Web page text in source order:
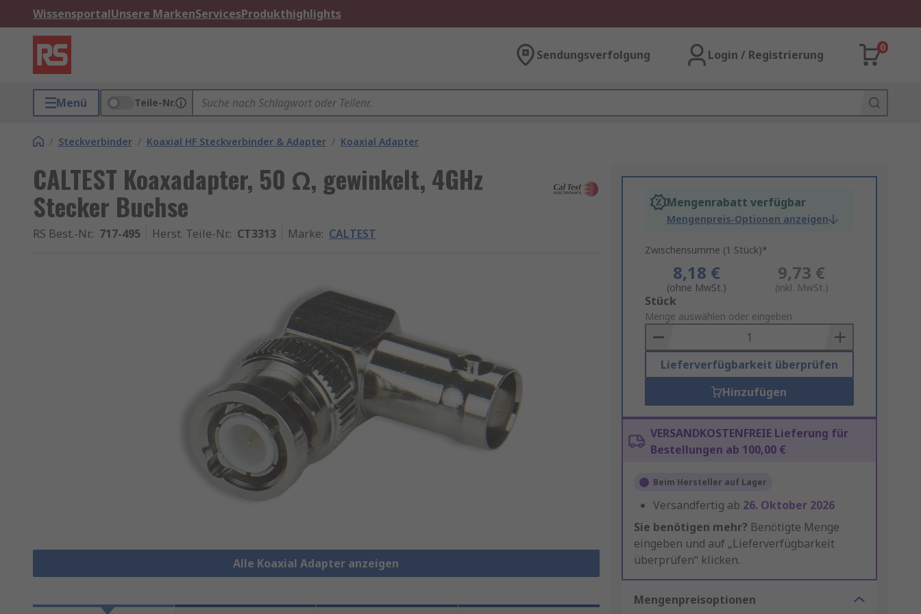
WissensportalUnsere MarkenServicesProdukthighlights
Sendungsverfolgung Login / Registrierung
0
Menü Teile-Nr.
/ Steckverbinder / Koaxial HF Steckverbinder & Adapter / Koaxial Adapter
CALTEST Koaxadapter, 50 Ω, gewinkelt, 4GHz
Stecker Buchse
RS Best.-Nr.: 717-495 Herst. Teile-Nr.: CT3313 Marke: CALTEST
Alle Koaxial Adapter anzeigen
Mengenrabatt verfügbar
Mengenpreis-Optionen anzeigen
Zwischensumme (1 Stück)*
8,18 €
(ohne MwSt.)
9,73 €
(inkl. MwSt.)
Add
to
Basket
Stück
Menge auswählen oder eingeben
Lieferverfügbarkeit überprüfen
Hinzufügen
VERSANDKOSTENFREIE Lieferung für
Bestellungen ab 100,00 €
Beim Hersteller auf Lager
Versandfertig ab 26. Oktober 2026
Sie benötigen mehr? Benötigte Menge
eingeben und auf „Lieferverfügbarkeit
überprüfen“ klicken.
Mengenpreisoptionen